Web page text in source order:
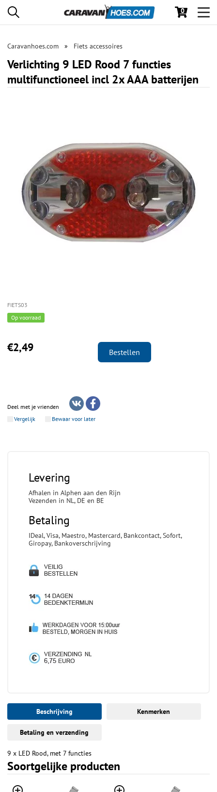
0
Caravanhoes.com Fiets accessoires
Verlichting 9 LED Rood 7 functies
multifunctioneel incl 2x AAA batterijen
FIETS03
Op voorraad
€2,49 Bestellen
Deel met je vrienden
Vergelijk
Bewaar voor later
Levering
Afhalen in Alphen aan den Rijn
Vezenden in NL, DE en BE
Betaling
IDeal, Visa, Maestro, Mastercard, Bankcontact, Sofort,
Giropay, Bankoverschrijving
Beschrijving Kenmerken
Betaling en verzending
9 x LED Rood, met 7 functies
Soortgelijke producten